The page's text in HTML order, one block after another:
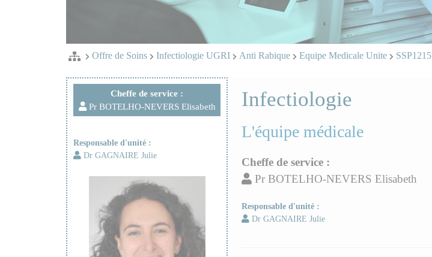
Offre de Soins Infectiologie UGRI Anti Rabique Equipe Medicale Unite SSP1215
Cheffe de service :
Pr BOTELHO-NEVERS Elisabeth
Responsable d'unité :
Dr GAGNAIRE Julie
Infectiologie
L'équipe médicale
Cheffe de service :
Pr BOTELHO-NEVERS Elisabeth
Responsable d'unité :
Dr GAGNAIRE Julie